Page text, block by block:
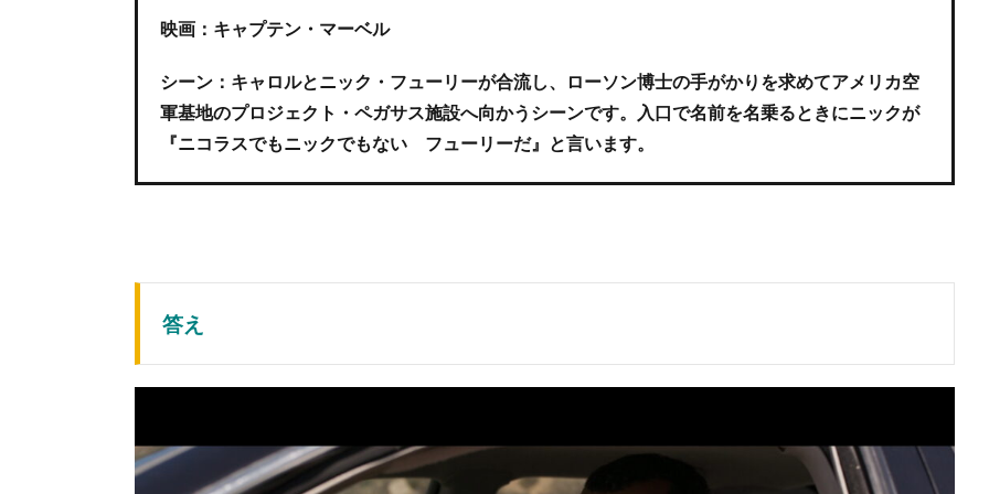
映画：キャプテン・マーベル
シーン：キャロルとニック・フューリーが合流し、ローソン博士の手がかりを求めてアメリカ空
軍基地のプロジェクト・ペガサス施設へ向かうシーンです。入口で名前を名乗るときにニックが
『ニコラスでもニックでもない フューリーだ』と言います。
答え